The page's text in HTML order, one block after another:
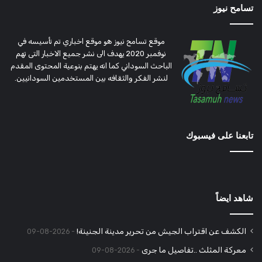
تسامح نيوز
موقع تسامح نيوز هو موقع اخباري تم تأسيسه في
نوفمبر 2020 يهدف الى نشر جميع الاخبار التى تهم
الباحث السوداني كما انه يهتم بنوعية المحتوى المقدم
لنشر الفكر والثقافه بين المستخدمين السودانيين.
تابعنا على فيسبوك
شاهد ايضاً
الكشف عن اقتراب الجيش من تحرير مدينة الجنينة! 2026-08-09
معركة المثلث ..تفاصيل ما جرى 2026-08-09